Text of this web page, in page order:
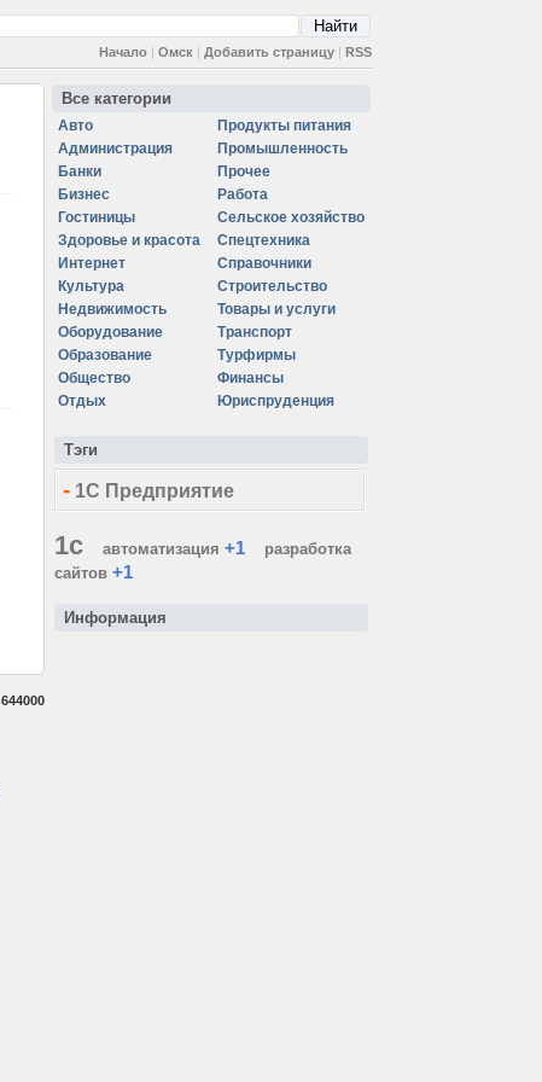
Начало | Омск | Добавить страницу | RSS
644000
Все категории
Авто
Администрация
Банки
Бизнес
Гостиницы
Здоровье и красота
Интернет
Культура
Недвижимость
Оборудование
Образование
Общество
Отдых
Продукты питания
Промышленность
Прочее
Работа
Сельское хозяйство
Спецтехника
Справочники
Строительство
Товары и услуги
Транспорт
Турфирмы
Финансы
Юриспруденция
Тэги
- 1С Предприятие
1с автоматизация +1
разработка
сайтов +1
Информация